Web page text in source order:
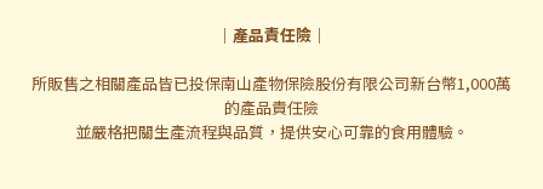
｜ 產品責任險｜
所販售之相關產品皆已投保南山產物保險股份有限公司新台幣1,000萬
的產品責任險
並嚴格把關生產流程與品質，提供安心可靠的食用體驗。